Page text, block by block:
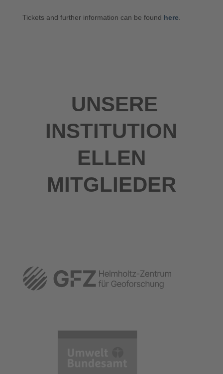
Tickets and further information can be found here
UNSERE
INSTITUTION
ELLEN
MITGLIEDER